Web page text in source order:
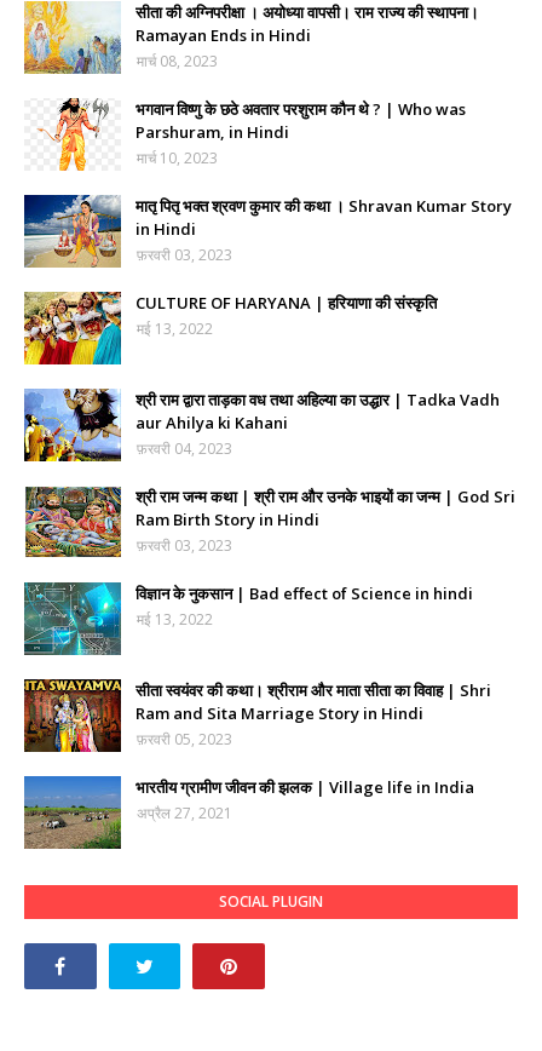
सीता की अग्निपरीक्षा । अयोध्या वापसी। राम राज्य की स्थापना।
Ramayan Ends in Hindi
मार्च 08, 2023
भगवान विष्णु के छठे अवतार परशुराम कौन थे ? | Who was
Parshuram, in Hindi
मार्च 10, 2023
मातृ पितृ भक्त श्रवण कुमार की कथा । Shravan Kumar Story
in Hindi
फ़रवरी 03, 2023
CULTURE OF HARYANA | हरियाणा की संस्कृति
मई 13, 2022
श्री राम द्वारा ताड़का वध तथा अहिल्या का उद्धार | Tadka Vadh
aur Ahilya ki Kahani
फ़रवरी 04, 2023
श्री राम जन्म कथा | श्री राम और उनके भाइयों का जन्म | God Sri
Ram Birth Story in Hindi
फ़रवरी 03, 2023
विज्ञान के नुकसान | Bad effect of Science in hindi
मई 13, 2022
सीता स्वयंवर की कथा। श्रीराम और माता सीता का विवाह | Shri
Ram and Sita Marriage Story in Hindi
फ़रवरी 05, 2023
भारतीय ग्रामीण जीवन की झलक | Village life in India
अप्रैल 27, 2021
SOCIAL PLUGIN